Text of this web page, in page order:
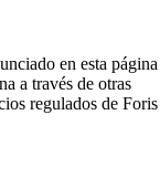
en esta página
a través de otras
regulados de Foris